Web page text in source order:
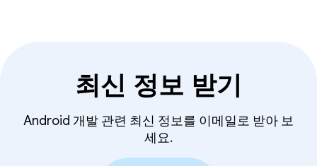
최신 정보 받기
Android 개발 관련 최신 정보를 이메일로 받아 보
세요.